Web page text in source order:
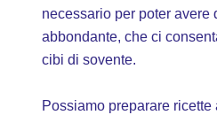
necessario per poter avere
abbondante, che ci
cibi di sovente.
Possiamo preparare ricette